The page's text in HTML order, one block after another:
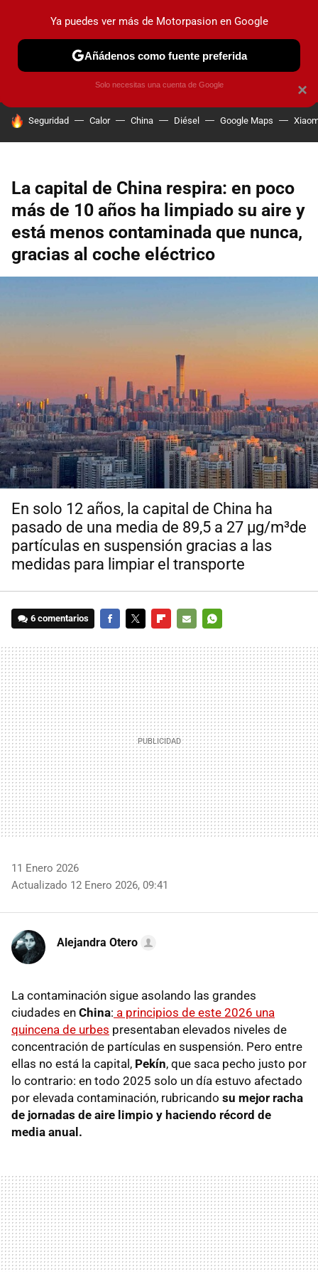
PRUEBAS COCHES ELÉCTRICOS OBSERVATORIO
HOY SE HABLA DE
Seguridad Calor China Diésel Google Maps
La capital de China respira: en poco
más de 10 años ha limpiado su aire y
está menos contaminada que nunca,
gracias al coche eléctrico
En solo 12 años, la capital de China ha
pasado de una media de 89,5 a 27 µg/m³de
partículas en suspensión gracias a las
medidas para limpiar el transporte
6 comentarios
MAIL
11 Enero 2026
Actualizado 12 Enero 2026, 09:41
Alejandra Otero
La contaminación sigue asolando las grandes
ciudades en China: a principios de este 2026 una
quincena de urbes presentaban elevados niveles de
concentración de partículas en suspensión. Pero entre
ellas no está la capital, Pekín, que saca pecho justo por
lo contrario: en todo 2025 solo un día estuvo afectado
por elevada contaminación, rubricando su mejor racha
de jornadas de aire limpio y haciendo récord de
media anual.
×
Ya puedes ver más de Motorpasion en Google
Añádenos como fuente preferida
Solo necesitas una cuenta de Google